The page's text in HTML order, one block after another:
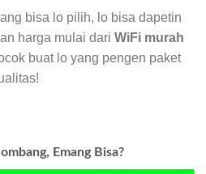
bisa lo pilih, lo bisa dapetin
harga mulai dari WiFi murah
buat lo yang pengen paket
Emang Bisa?